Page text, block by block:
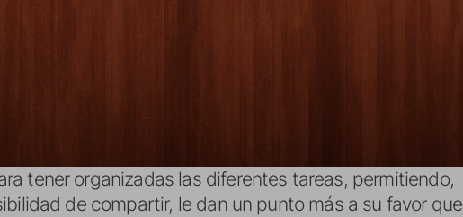
tener organizadas las diferentes tareas, permitiendo,
de compartir, le dan un punto más a su favor que